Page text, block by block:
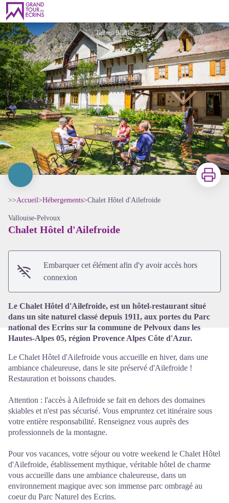
Chalet Hôtel d'Ailefroide
Thibaut BLAIS
Imprimer
>>Accueil>Hébergements>Chalet Hôtel d'Ailefroide
Vallouise-Pelvoux
Chalet Hôtel d'Ailefroide
Embarquer cet élément afin d'y avoir accès hors
connexion
Le Chalet Hôtel d'Ailefroide, est un hôtel-restaurant situé
dans un site naturel classé depuis 1911, aux portes du Parc
national des Ecrins sur la commune de Pelvoux dans les
Hautes-Alpes 05, région Provence Alpes Côte d'Azur.
Le Chalet Hôtel d'Ailefroide vous accueille en hiver, dans une
ambiance chaleureuse, dans le site préservé d'Ailefroide !
Restauration et boissons chaudes.
Attention : l'accès à Ailefroide se fait en dehors des domaines
skiables et n'est pas sécurisé. Vous empruntez cet itinéraire sous
votre entière responsabilité. Renseignez vous auprès des
professionnels de la montagne.
Pour vos vacances, votre séjour ou votre weekend le Chalet Hôtel
d'Ailefroide, établissement mythique, véritable hôtel de charme
vous accueille dans une ambiance chaleureuse, dans un
environnement magique avec son immense parc ombragé au
coeur du Parc Naturel des Ecrins.